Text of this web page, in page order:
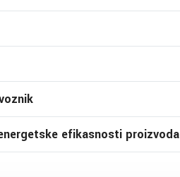
efikasnosti proizvoda